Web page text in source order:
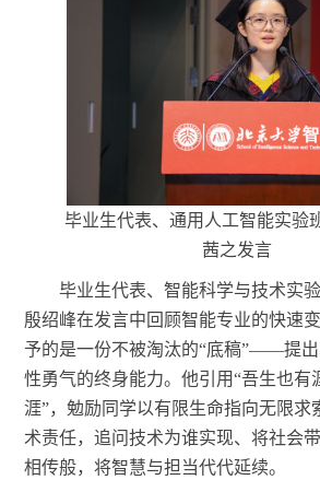
毕业生代表、通用人工智能实验
茜之发言
毕业生代表、智能科学与技术实
殷绍峰在发言中回顾智能专业的快速
予的是一份不被淘汰的“底稿”——提
性勇气的终身能力。他引用“吾生也有
涯”，勉励同学以有限生命指向无限求
术责任，追问技术为谁实现、将社会
相传般，将智慧与担当代代延续。